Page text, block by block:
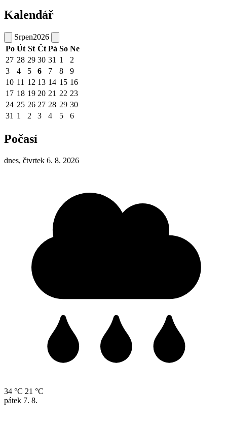
Kalendář
Srpen2026
Po Út St Čt Pá So Ne
27 28 29 30 31 1
2
3
4 5 6 7 8
9
10 11 12 13 14 15 16
17 18 19 20 21 22 23
24 25 26 27 28 29 30
31 1 2 3 4 5 6
Počasí
dnes, čtvrtek 6. 8. 2026
34 °C 21 °C
pátek 7. 8.